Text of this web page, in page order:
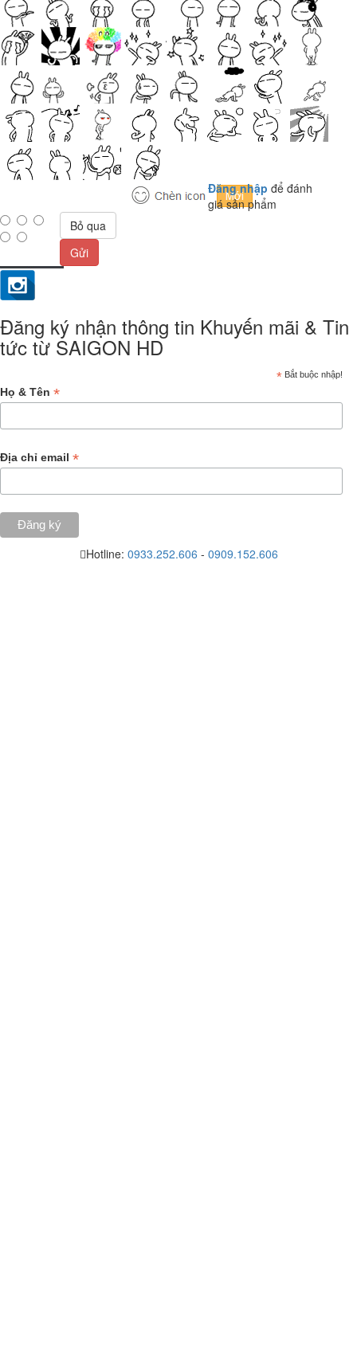
Đăng nhập để đánh
giá sản phẩm
Bỏ qua
Gửi
Đăng ký nhận thông tin Khuyến mãi & Tin
tức từ SAIGON HD
* Bắt buộc nhập!
Họ & Tên *
Địa chỉ email *
Hotline: 0933.252.606 - 0909.152.606